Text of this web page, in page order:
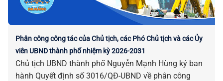
Phân công công tác của Chủ tịch, các Phó Chủ tịch và các Ủy
viên UBND thành phố nhiệm kỳ 2026-2031
Chủ tịch UBND thành phố Nguyễn Mạnh Hùng ký ban
hành Quyết định số 3016/QĐ-UBND về phân công